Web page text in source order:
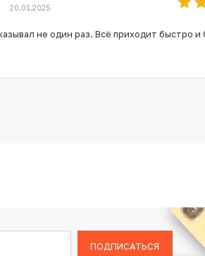
20.01.2025
не один раз. Всё приходит быстро и
ПОДПИСАТЬСЯ